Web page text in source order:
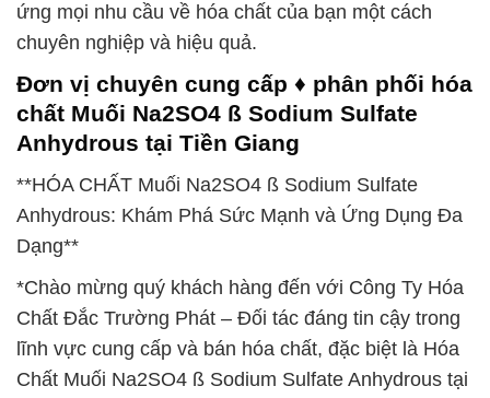
ứng mọi nhu cầu về hóa chất của bạn một cách
chuyên nghiệp và hiệu quả.
Đơn vị chuyên cung cấp ♦ phân phối hóa
chất Muối Na2SO4 ß Sodium Sulfate
Anhydrous tại Tiền Giang
**HÓA CHẤT Muối Na2SO4 ß Sodium Sulfate
Anhydrous: Khám Phá Sức Mạnh và Ứng Dụng Đa
Dạng**
*Chào mừng quý khách hàng đến với Công Ty Hóa
Chất Đắc Trường Phát – Đối tác đáng tin cậy trong
lĩnh vực cung cấp và bán hóa chất, đặc biệt là Hóa
Chất Muối Na2SO4 ß Sodium Sulfate Anhydrous tại